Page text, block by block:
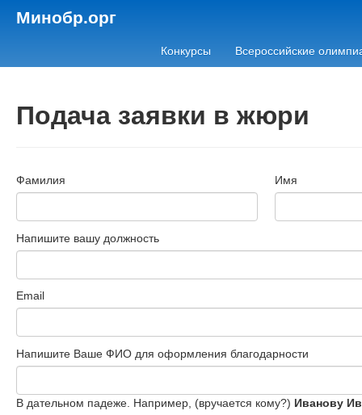
Минобр.орг
Конкурсы Всероссийские
Подача заявки в жюри
Фамилия Имя
Напишите вашу должность
Email
Напишите Ваше ФИО для оформления благодарности
В дательном падеже. Например, (вручается кому?) Иванову